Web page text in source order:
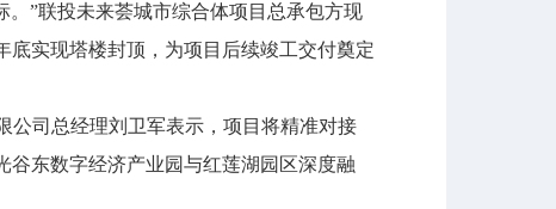
”联投未来荟城市综合体项目总承包方现
底实现塔楼封顶，为项目后续竣工交付奠定
司总经理刘卫军表示，项目将精准对接
谷东数字经济产业园与红莲湖园区深度融